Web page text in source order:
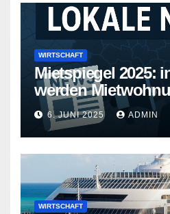
WIRTSCHAFT
Mietspiegel 2025:
werden
teurer
6. JUNI 2025 ADMIN
WIRTSCHAFT